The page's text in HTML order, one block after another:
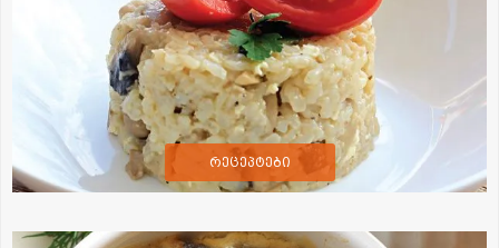
რეცეპტები